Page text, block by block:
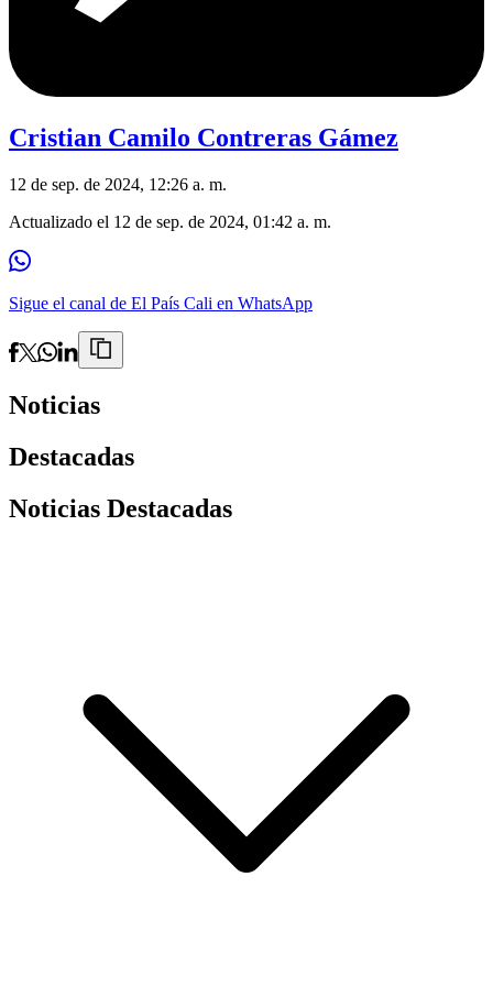
Cristian Camilo Contreras Gámez
12 de sep. de 2024, 12:26 a. m.
Actualizado el 12 de sep. de 2024, 01:42 a. m.
Sigue el canal de El País Cali en WhatsApp
Noticias
Destacadas
Noticias Destacadas